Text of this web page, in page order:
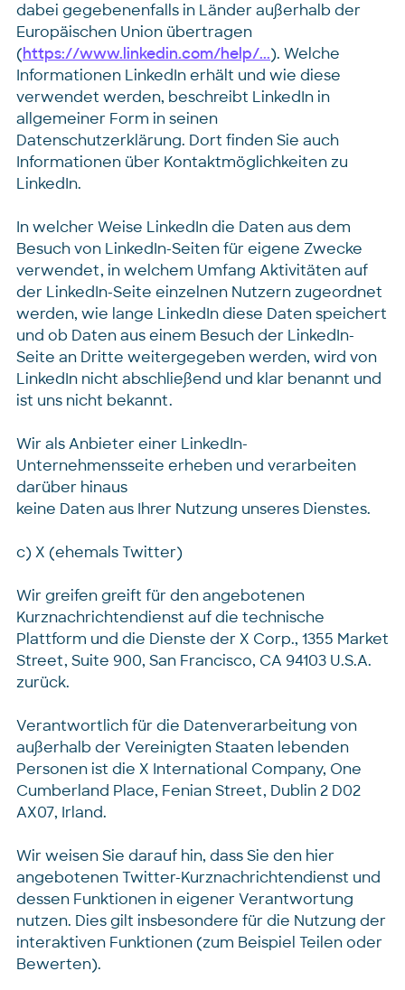
dabei gegebenenfalls in Länder außerhalb der
Europäischen Union übertragen
(https://www.linkedin.com/help/...). Welche
Informationen LinkedIn erhält und wie diese
verwendet werden, beschreibt LinkedIn in
allgemeiner Form in seinen
Datenschutzerklärung. Dort finden Sie auch
Informationen über Kontaktmöglichkeiten zu
LinkedIn.
In welcher Weise LinkedIn die Daten aus dem
Besuch von LinkedIn-Seiten für eigene Zwecke
verwendet, in welchem Umfang Aktivitäten auf
der LinkedIn-Seite einzelnen Nutzern zugeordnet
werden, wie lange LinkedIn diese Daten speichert
und ob Daten aus einem Besuch der LinkedIn-
Seite an Dritte weitergegeben werden, wird von
LinkedIn nicht abschließend und klar benannt und
ist uns nicht bekannt.
Wir als Anbieter einer LinkedIn-
Unternehmensseite erheben und verarbeiten
darüber hinaus
keine Daten aus Ihrer Nutzung unseres Dienstes.
c) X (ehemals Twitter)
Wir greifen greift für den angebotenen
Kurznachrichtendienst auf die technische
Plattform und die Dienste der X Corp., 1355 Market
Street, Suite 900, San Francisco, CA 94103 U.S.A.
zurück.
Verantwortlich für die Datenverarbeitung von
außerhalb der Vereinigten Staaten lebenden
Personen ist die X International Company, One
Cumberland Place, Fenian Street, Dublin 2 D02
AX07, Irland.
Wir weisen Sie darauf hin, dass Sie den hier
angebotenen Twitter-Kurznachrichtendienst und
dessen Funktionen in eigener Verantwortung
nutzen. Dies gilt insbesondere für die Nutzung der
interaktiven Funktionen (zum Beispiel Teilen oder
Bewerten).